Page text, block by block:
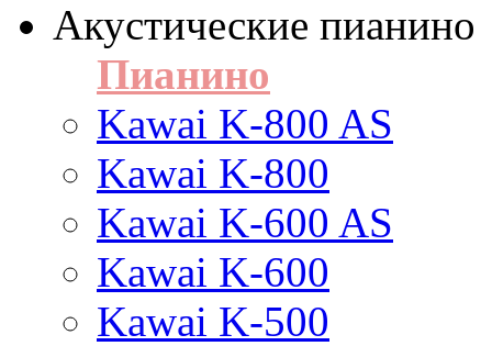
Акустические пианино
Пианино
Kawai K-800 AS
Kawai K-800
Kawai K-600 AS
Kawai K-600
Kawai K-500